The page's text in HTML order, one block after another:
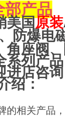
部产品
美国原装
防爆电
角座阀
系列产
店咨询
绍：
相关产品